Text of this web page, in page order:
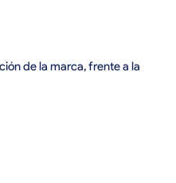
de la marca, frente a la